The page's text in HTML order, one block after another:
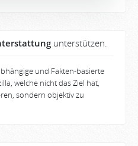
unterstützen.
und Fakten-basierte
welche nicht das Ziel hat,
sondern objektiv zu